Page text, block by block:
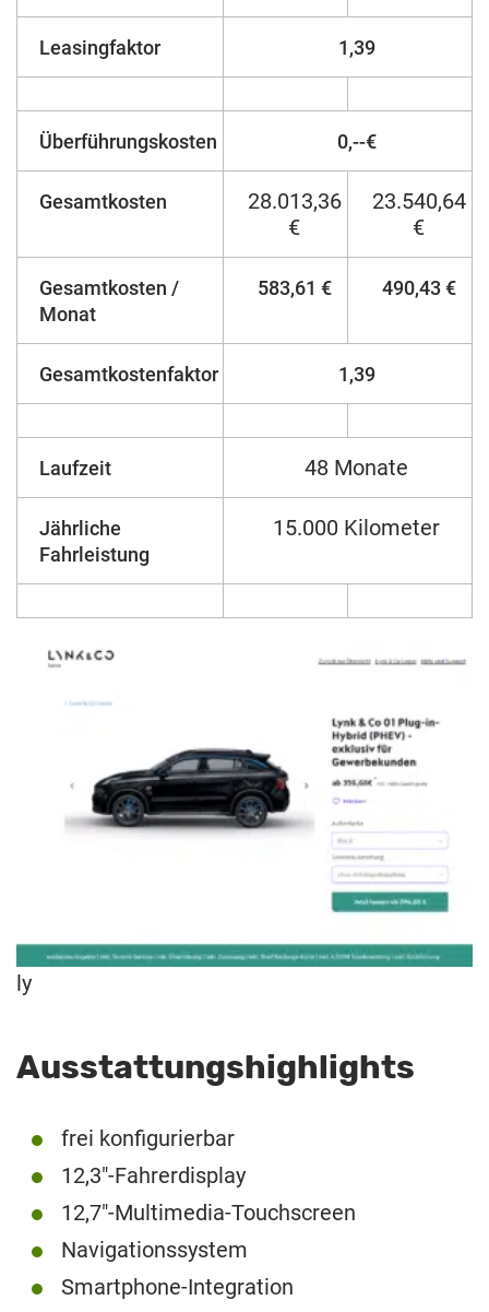
Leasingfaktor 1,39
Überführungskosten 0,--€
Gesamtkosten
28.013,36
€
23.540,64
€
Gesamtkosten /
Monat
583,61 € 490,43 €
Gesamtkostenfaktor 1,39
Laufzeit 48 Monate
Jährliche
Fahrleistung
15.000 Kilometer
ly
Ausstattungshighlights
frei konfigurierbar
12,3″-Fahrerdisplay
12,7″-Multimedia-Touchscreen
Navigationssystem
Smartphone-Integration